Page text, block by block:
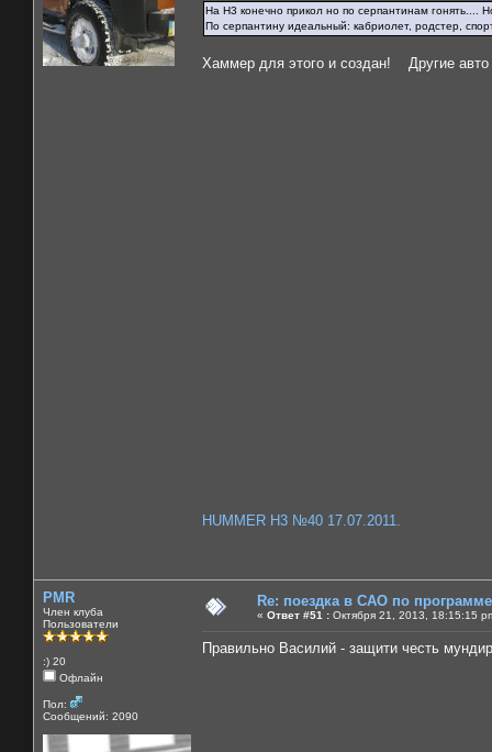
На H3 конечно прикол но по серпантинам гонять....
По серпантину идеальный: кабриолет, родстер,
Хаммер для этого и создан! Другие авто
HUMMER H3 №40 17.07.2011.
PMR
Член клуба
Пользователи
:) 20
Офлайн
Пол:
Сообщений: 2090
Re: поездка в САО по
« Ответ #51 : Октября 21, 2013, 18:15:15
Правильно Василий - защити честь